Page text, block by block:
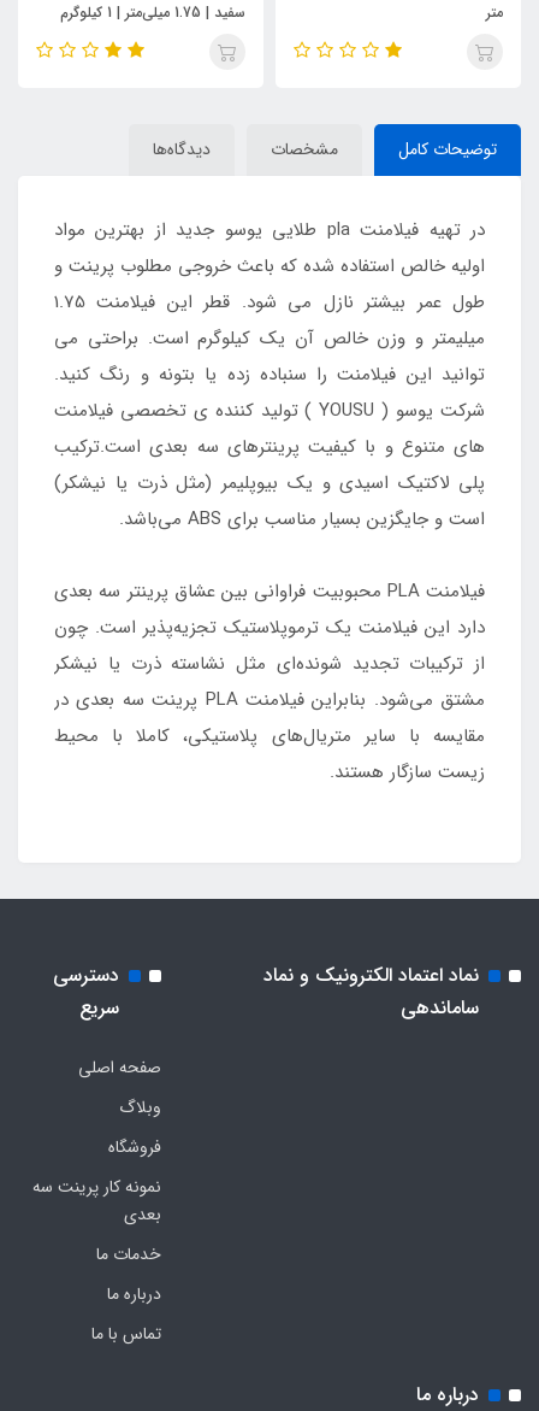
مشکی | 1.75 میلی‌متر | 1 کیلوگرم
توضیحات کامل مشخصات دیدگاه‌ها
در تهیه فیلامنت pla طلایی یوسو جدید از بهترین مواد
اوليه خالص استفاده شده كه باعث خروجي مطلوب پرينت و
طول عمر بيشتر نازل مي شود. قطر اين فيلامنت 1.75
ميليمتر و وزن خالص آن یک كيلوگرم است. براحتی می
توانید این فیلامنت را سنباده زده یا بتونه و رنگ کنید.
شرکت یوسو ( YOUSU ) تولید کننده ی تخصصی فیلامنت
های متنوع و با کیفیت پرینترهای سه بعدی است.ترکیب
پلی لاکتیک اسیدی و یک بیوپلیمر (مثل ذرت یا نیشکر)
است و جایگزین بسیار مناسب برای ABS می‌باشد.
فیلامنت PLA محبوبیت فراوانی بین عشاق پرینتر سه بعدی
دارد این فیلامنت یک ترموپلاستیک تجزیه‌پذیر است. چون
از ترکیبات تجدید شونده‌ای مثل نشاسته ذرت یا نیشکر
مشتق می‌شود. بنابراین فیلامنت PLA پرینت سه بعدی در
مقایسه با سایر متریال‌های پلاستیکی، کاملا با محیط
زیست سازگار هستند.
نماد اعتماد الکترونیک و نماد
ساماندهی
دسترسی
سریع
صفحه اصلی
وبلاگ
فروشگاه
نمونه کار پرینت سه
بعدی
خدمات ما
درباره ما
تماس با ما
درباره ما